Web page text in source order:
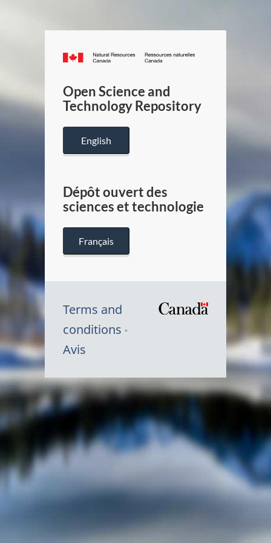
Canada.ca
/
Canada
Open Science and
Technology Repository
English
Dépôt ouvert des
sciences et technologie
Français
Terms and
conditions
Avis
Symbole
du
Canada